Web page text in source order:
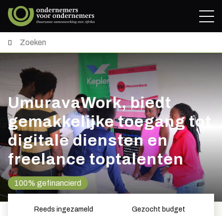
UmuravaWork, biedt
gemakkelijke toegang tot
digitale diensten en
freelance toptalenten
100% gefinancierd
Reeds ingezameld Gezocht budget